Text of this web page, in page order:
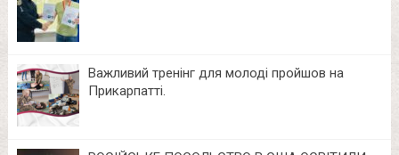
Важливий тренінг для молоді пройшов на
Прикарпатті.